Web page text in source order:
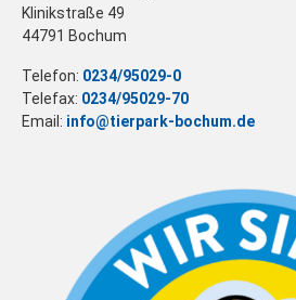
Klinikstraße 49
44791 Bochum
Telefon: 0234/95029-0
Telefax: 0234/95029-70
Email: info@tierpark-bochum.de